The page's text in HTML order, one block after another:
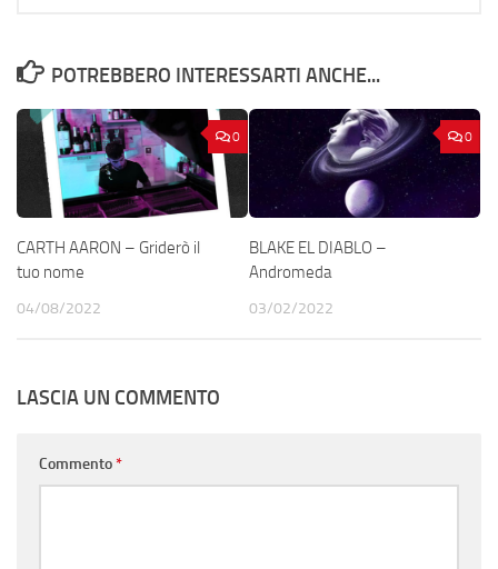
POTREBBERO INTERESSARTI ANCHE...
0
CARTH AARON – Griderò il
tuo nome
04/08/2022
0
BLAKE EL DIABLO –
Andromeda
03/02/2022
LASCIA UN COMMENTO
Commento*